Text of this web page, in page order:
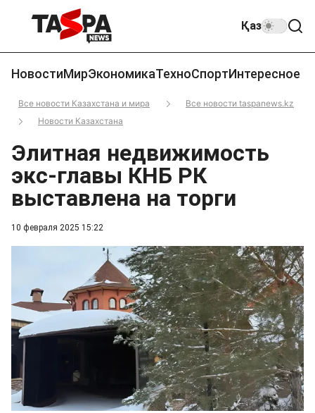
Қаз
НовостиМирЭкономикаТехноСпортИнтересное
Все новости Казахстана и мира
Все новости taspanews.kz
Новости Казахстана
10 февраля 2025 15:22
Элитная недвижимость
экс-главы КНБ РК
выставлена на торги